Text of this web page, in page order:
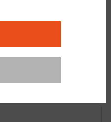
Spray 50ml